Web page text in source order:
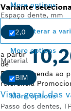
More options
Espaço dente, mm
2,0
More options
Material
BIM
More options
Passo dos dentes,
Variante
Alterar a
a partir
de
Preço de venda ao
referência
Vista geral das